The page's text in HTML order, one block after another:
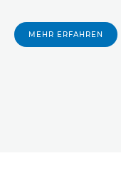
MEHR ERFAHREN